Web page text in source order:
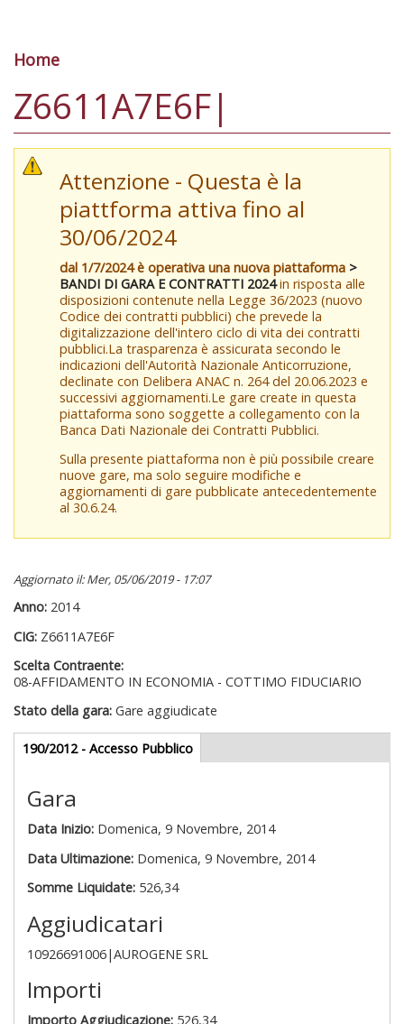
Tu sei qui
Home
Z6611A7E6F|
Attenzione - Questa è la
piattforma attiva fino al
30/06/2024
dal 1/7/2024 è operativa una nuova piattaforma >
BANDI DI GARA E CONTRATTI 2024in risposta alle
disposizioni contenute nella Legge 36/2023 (nuovo
Codice dei contratti pubblici) che prevede la
digitalizzazione dell'intero ciclo di vita dei contratti
pubblici.La trasparenza è assicurata secondo le
indicazioni dell'Autorità Nazionale Anticorruzione,
declinate con Delibera ANAC n. 264 del 20.06.2023 e
successivi aggiornamenti.Le gare create in questa
piattaforma sono soggette a collegamento con la
Banca Dati Nazionale dei Contratti Pubblici.
Sulla presente piattaforma non è più possibile creare
nuove gare, ma solo seguire modifiche e
aggiornamenti di gare pubblicate antecedentemente
al 30.6.24.
Aggiornato il: Mer, 05/06/2019 - 17:07
Anno: 2014
CIG: Z6611A7E6F
Scelta Contraente:
08-AFFIDAMENTO IN ECONOMIA - COTTIMO FIDUCIARIO
Stato della gara: Gare aggiudicate
Gare appalti
190/2012 - Accesso Pubblico(scheda
attiva)
Gara
Data Inizio: Domenica, 9 Novembre, 2014
Data Ultimazione: Domenica, 9 Novembre, 2014
Somme Liquidate: 526,34
Aggiudicatari
10926691006|AUROGENE SRL
Importi
Importo Aggiudicazione: 526,34